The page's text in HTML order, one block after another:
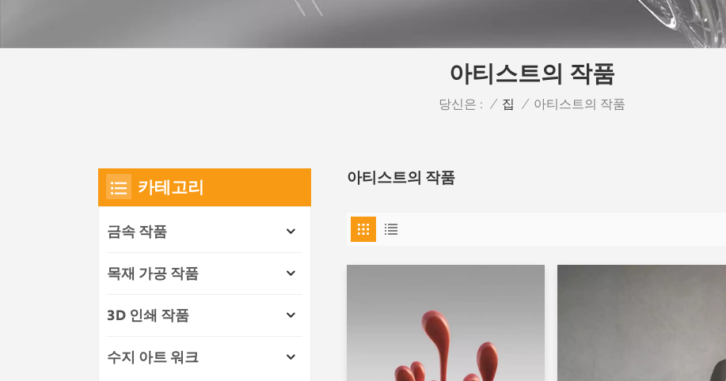
아티스트의 작품
당신은 : / 집 / 아티스트의 작품
아티스트의 작품
카테고리
금속 작품
목재 가공 작품
3D 인쇄 작품
수지 아트 워크